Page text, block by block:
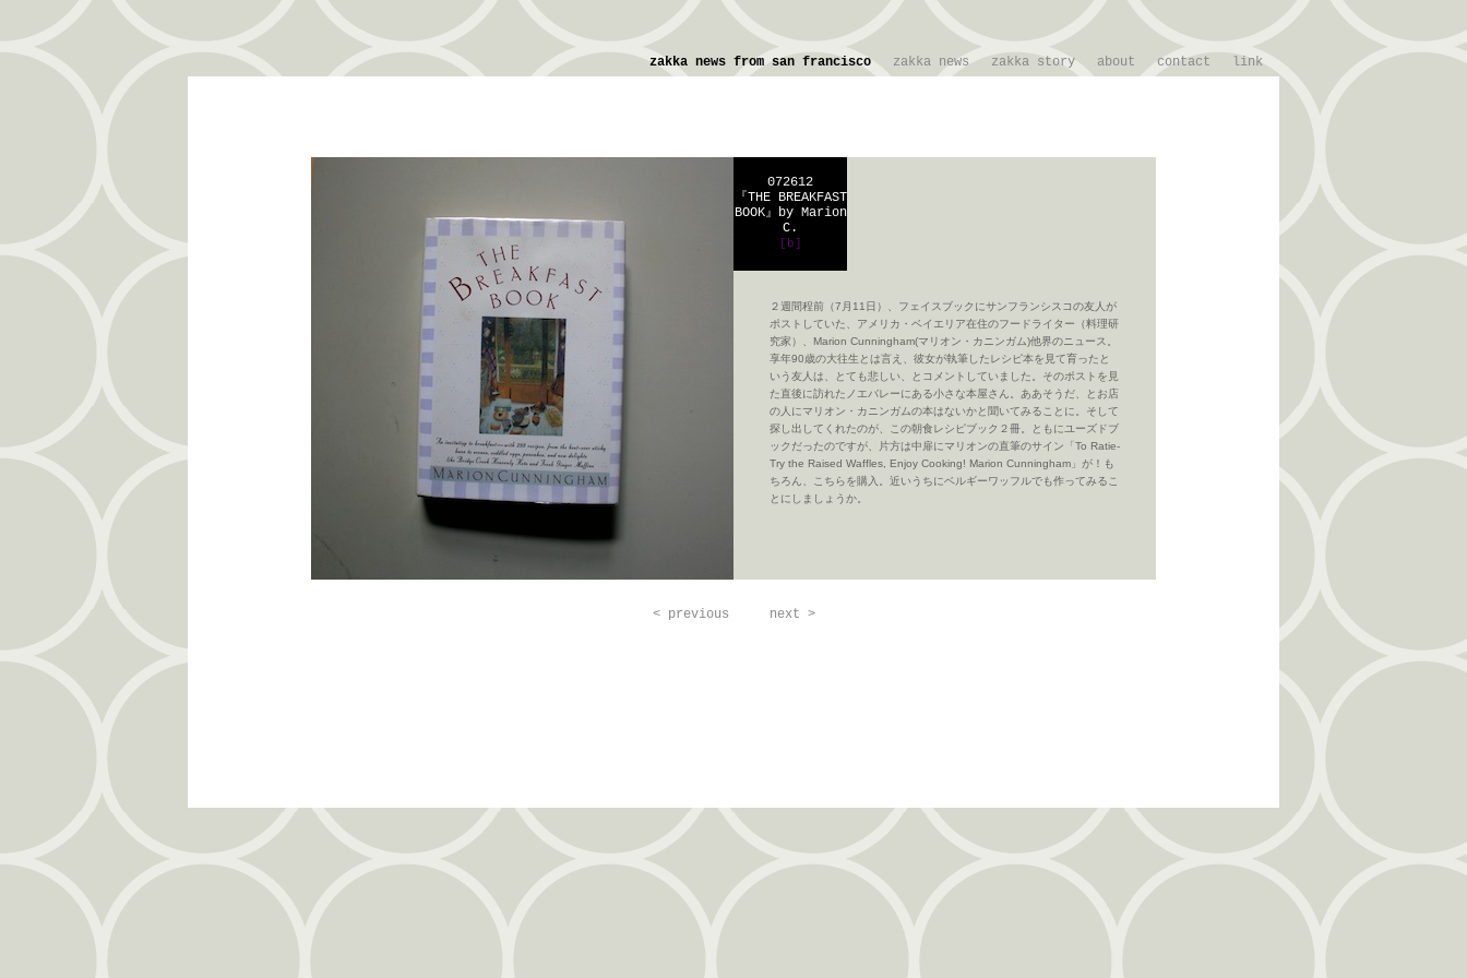
zakka news zakka story about contact link
zakka news from san francisco
２週間程前（7月11日）、フェイスブックにサンフランシスコの友人が
ポストしていた、アメリカ・ベイエリア在住のフードライター（料理研
究家）、Marion Cunningham(マリオン・カニンガム)他界のニュース。
享年90歳の大往生とは言え、彼女が執筆したレシピ本を見て育ったと
いう友人は、とても悲しい、とコメントしていました。そのポストを見
た直後に訪れたノエバレーにある小さな本屋さん。ああそうだ、とお店
の人にマリオン・カニンガムの本はないかと聞いてみることに。そして
探し出してくれたのが、この朝食レシピブック２冊。ともにユーズドブ
ックだったのですが、片方は中扉にマリオンの直筆のサイン「To Ratie-
Try the Raised Waffles, Enjoy Cooking! Marion Cunningham」が！も
ちろん、こちらを購入。近いうちにベルギーワッフルでも作ってみるこ
とにしましょうか。
072612
『THE BREAKFAST
BOOK』by Marion
C.
[b]
< previous next >